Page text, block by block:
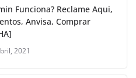
Funciona? Reclame Aqui,
Anvisa, Comprar
2021